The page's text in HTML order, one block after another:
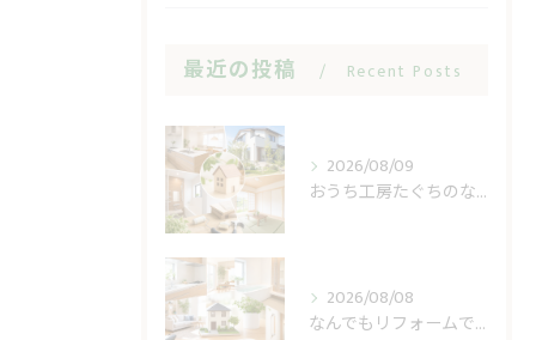
最近の投稿 Recent Posts
2026/08/09
おうち工房たぐちのなんでもリフォーム費用の境目
2026/08/08
なんでもリフォームで小修繕の費用不安を軽く